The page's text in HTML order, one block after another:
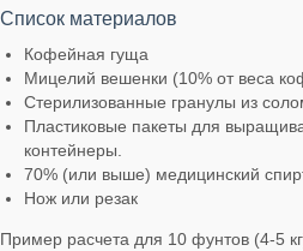
Список материалов
Кофейная гуща
Мицелий вешенки (10% от веса
Стерилизованные гранулы из
Пластиковые пакеты для
контейнеры.
70% (или выше) медицинский
Нож или резак
Пример расчета для 10 фунтов (4-5